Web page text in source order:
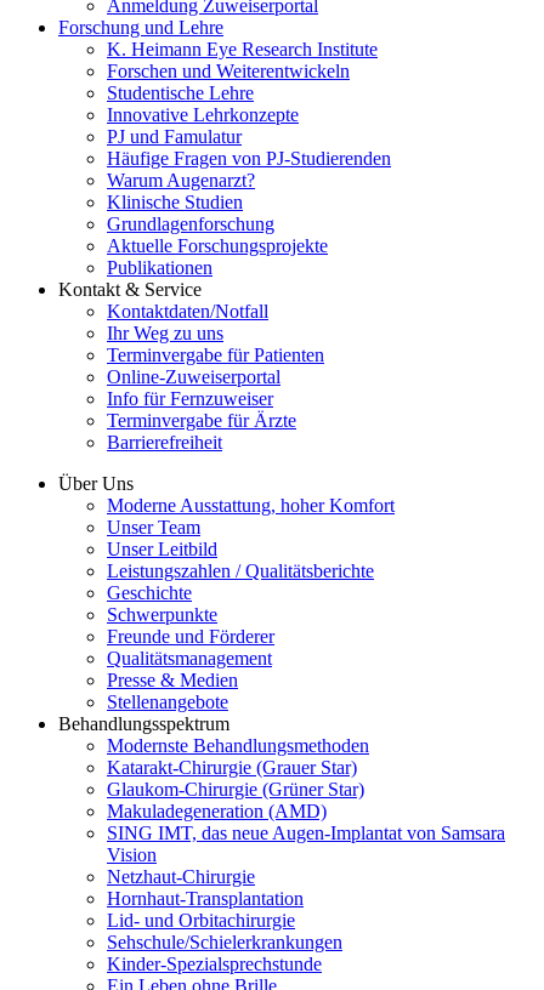
Anmeldung Zuweiserportal
Forschung und Lehre
K. Heimann Eye Research Institute
Forschen und Weiterentwickeln
Studentische Lehre
Innovative Lehrkonzepte
PJ und Famulatur
Häufige Fragen von PJ-Studierenden
Warum Augenarzt?
Klinische Studien
Grundlagenforschung
Aktuelle Forschungsprojekte
Publikationen
Kontakt & Service
Kontaktdaten/Notfall
Ihr Weg zu uns
Terminvergabe für Patienten
Online-Zuweiserportal
Info für Fernzuweiser
Terminvergabe für Ärzte
Barrierefreiheit
Über Uns
Moderne Ausstattung, hoher Komfort
Unser Team
Unser Leitbild
Leistungszahlen / Qualitätsberichte
Geschichte
Schwerpunkte
Freunde und Förderer
Qualitätsmanagement
Presse & Medien
Stellenangebote
Behandlungsspektrum
Modernste Behandlungsmethoden
Katarakt-Chirurgie (Grauer Star)
Glaukom-Chirurgie (Grüner Star)
Makuladegeneration (AMD)
SING IMT, das neue Augen-Implantat von Samsara
Vision
Netzhaut-Chirurgie
Hornhaut-Transplantation
Lid- und Orbitachirurgie
Sehschule/Schielerkrankungen
Kinder-Spezialsprechstunde
Ein Leben ohne Brille